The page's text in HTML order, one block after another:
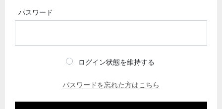
パスワード
ログイン状態を維持する
パスワードを忘れた方はこちら